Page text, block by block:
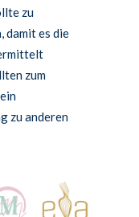
zu
damit es die
zum
zu anderen